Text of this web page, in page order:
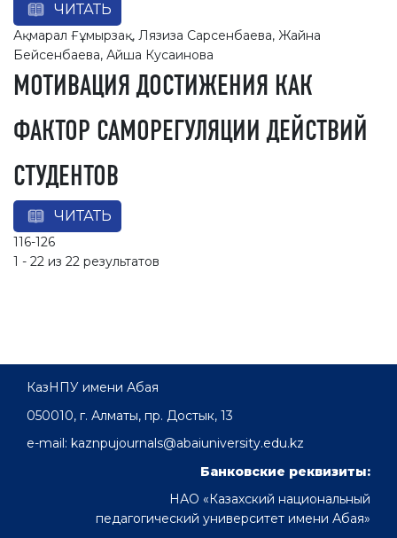
ЧИТАТЬ
Ақмарал Ғұмырзақ, Лязиза Сарсенбаева, Жайна
Бейсенбаева, Айша Кусаинова
МОТИВАЦИЯ ДОСТИЖЕНИЯ КАК
ФАКТОР САМОРЕГУЛЯЦИИ ДЕЙСТВИЙ
СТУДЕНТОВ
ЧИТАТЬ
116-126
1 - 22 из 22 результатов
КазНПУ имени Абая
050010, г. Алматы, пр. Достык, 13
e-mail: kaznpujournals@abaiuniversity.edu.kz
Банковские реквизиты:
НАО «Казахский национальный
педагогический университет имени Абая»